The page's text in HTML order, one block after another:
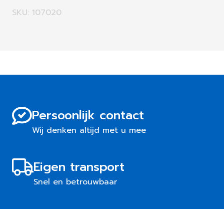
SKU: 107020
Persoonlijk contact
Wij denken altijd met u mee
Eigen transport
Snel en betrouwbaar